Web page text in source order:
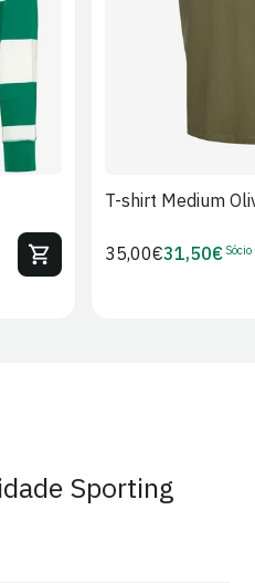
2XL
T-shirt Medium
Preço
35,00€Preço
31,50€ Sócio
Sporting